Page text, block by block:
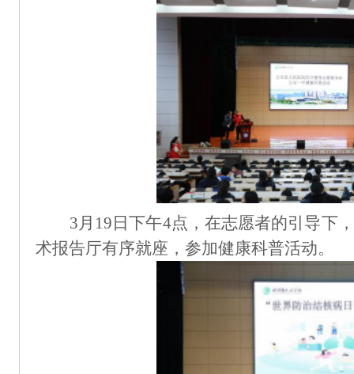
3月19日下午4点，在志愿者的引导下
术报告厅有序就座，参加健康科普活动。